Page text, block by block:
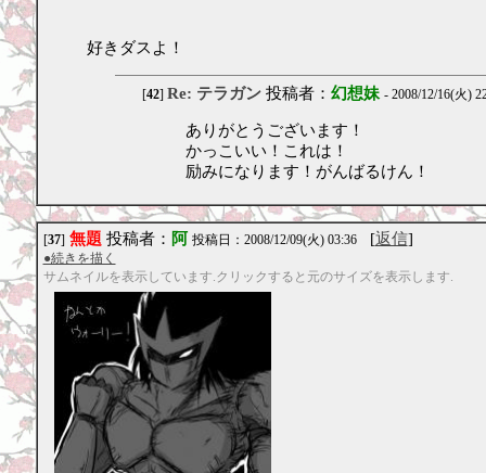
好きダスよ！
[42] Re: テラガン投稿者： 幻想妹 - 2008/12/16(火)
ありがとうございます！
かっこいい！これは！
励みになります！がんばるけん！
[37] 無題 投稿者： 阿 投稿日：2008/12/09(火) 03:36[返信]
●続きを描く
サムネイルを表示しています.クリックすると元のサイズを表示します.